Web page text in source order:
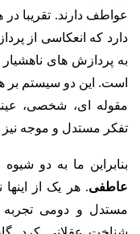
عواطف دارند. تقریبا
دارد که انعکاسی از
به پردازش های ناهشیار
است. این دو سیستم بر
مقوله ای، شخصی،
تفکر مستدل و موجه نیز
بنابراین ما به دو
عاطفی. هر یک از
مستدل و دومی تجربه